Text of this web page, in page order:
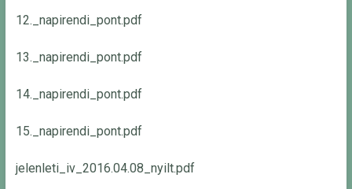
12._napirendi_pont.pdf
13._napirendi_pont.pdf
14._napirendi_pont.pdf
15._napirendi_pont.pdf
jelenleti_iv_2016.04.08_nyilt.pdf